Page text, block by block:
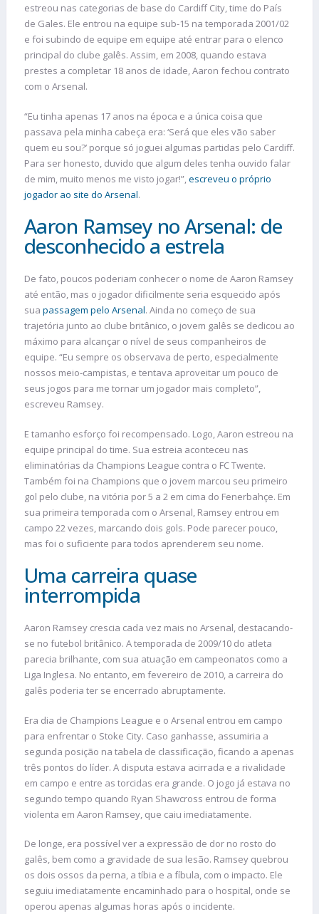
estreou nas categorias de base do Cardiff City, time do País
de Gales. Ele entrou na equipe sub-15 na temporada 2001/02
e foi subindo de equipe em equipe até entrar para o elenco
principal do clube galês. Assim, em 2008, quando estava
prestes a completar 18 anos de idade, Aaron fechou contrato
com o Arsenal.
“Eu tinha apenas 17 anos na época e a única coisa que
passava pela minha cabeça era: ‘Será que eles vão saber
quem eu sou?’ porque só joguei algumas partidas pelo Cardiff.
Para ser honesto, duvido que algum deles tenha ouvido falar
de mim, muito menos me visto jogar!”,escreveu o próprio
jogador ao site do Arsenal.
Aaron Ramsey no Arsenal: de
desconhecido a estrela
De fato, poucos poderiam conhecer o nome de Aaron Ramsey
até então, mas o jogador dificilmente seria esquecido após
sua passagem pelo Arsenal. Ainda no começo de sua
trajetória junto ao clube britânico, o jovem galês se dedicou ao
máximo para alcançar o nível de seus companheiros de
equipe. “Eu sempre os observava de perto, especialmente
nossos meio-campistas, e tentava aproveitar um pouco de
seus jogos para me tornar um jogador mais completo”,
escreveu Ramsey.
E tamanho esforço foi recompensado. Logo, Aaron estreou na
equipe principal do time. Sua estreia aconteceu nas
eliminatórias da Champions League contra o FC Twente.
Também foi na Champions que o jovem marcou seu primeiro
gol pelo clube, na vitória por 5 a 2 em cima do Fenerbahçe. Em
sua primeira temporada com o Arsenal, Ramsey entrou em
campo 22 vezes, marcando dois gols. Pode parecer pouco,
mas foi o suficiente para todos aprenderem seu nome.
Uma carreira quase
interrompida
Aaron Ramsey crescia cada vez mais no Arsenal, destacando-
se no futebol britânico. A temporada de 2009/10 do atleta
parecia brilhante, com sua atuação em campeonatos como a
Liga Inglesa. No entanto, em fevereiro de 2010, a carreira do
galês poderia ter se encerrado abruptamente.
Era dia de Champions League e o Arsenal entrou em campo
para enfrentar o Stoke City. Caso ganhasse, assumiria a
segunda posição na tabela de classificação, ficando a apenas
três pontos do líder. A disputa estava acirrada e a rivalidade
em campo e entre as torcidas era grande. O jogo já estava no
segundo tempo quando Ryan Shawcross entrou de forma
violenta em Aaron Ramsey, que caiu imediatamente.
De longe, era possível ver a expressão de dor no rosto do
galês, bem como a gravidade de sua lesão. Ramsey quebrou
os dois ossos da perna, a tíbia e a fíbula, com o impacto. Ele
seguiu imediatamente encaminhado para o hospital, onde se
operou apenas algumas horas após o incidente.